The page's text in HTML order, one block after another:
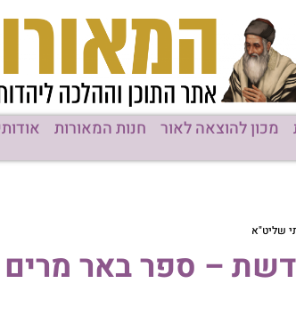
מכון להוצאה לאור חנות המאורות
שליט"א
– ספר באר